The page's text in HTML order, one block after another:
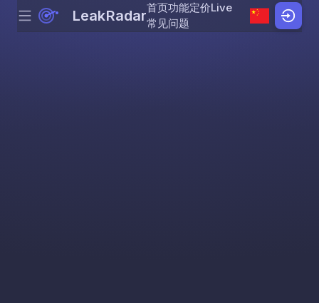
Skip to content
Menu LeakRadar首页功能定价Live
常见问题